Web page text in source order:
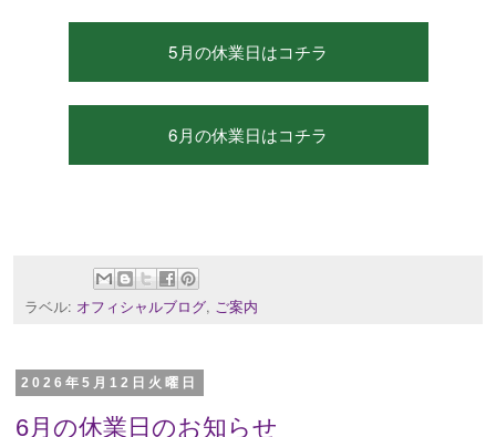
5月の休業日はコチラ
6月の休業日はコチラ
ラベル: オフィシャルブログ, ご案内
2026年5月12日火曜日
6月の休業日のお知らせ